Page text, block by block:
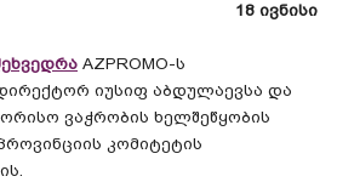
18 ივნისი
AZPROMO-ს
იუსიფ აბდულაევსა და
ვაჭრობის ხელშეწყობის
კომიტეტის
.